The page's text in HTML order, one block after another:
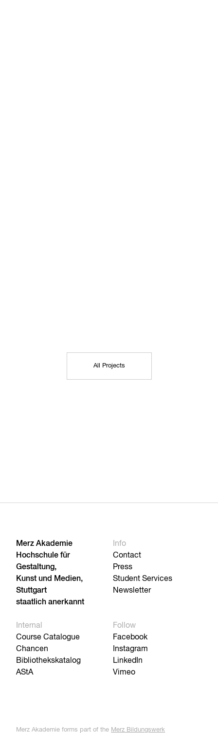
All Projects
Merz Akademie
Hochschule für
Gestaltung,
Kunst und Medien,
Stuttgart
staatlich anerkannt
Info
Contact
Press
Student Services
Newsletter
Internal
Course Catalogue
Chancen
Bibliothekskatalog
AStA
Follow
Facebook
Instagram
LinkedIn
Vimeo
Merz Akademie forms part of the Merz Bildungswerk